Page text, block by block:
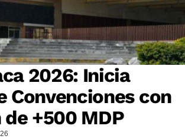
2026: Inicia
Convenciones con
+500 MDP